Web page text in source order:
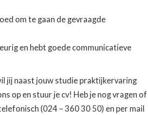
om te gaan de gevraagde
en hebt goede communicatieve
jij naast jouw studie praktijkervaring
op en stuur je cv! Heb je nog vragen of
(024 – 360 30 50) en per mail